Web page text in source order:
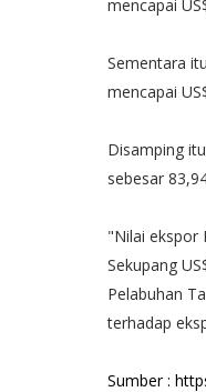
mencapai
Sementara
mencapai
Disamping
sebesar
"Nilai ekspor
Sekupang
Pelabuhan
terhadap
Sumber :